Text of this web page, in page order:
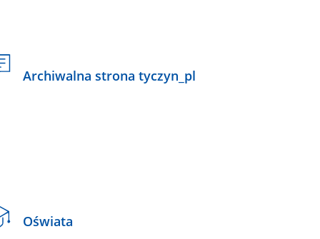
Archiwalna strona tyczyn_pl
Oświata